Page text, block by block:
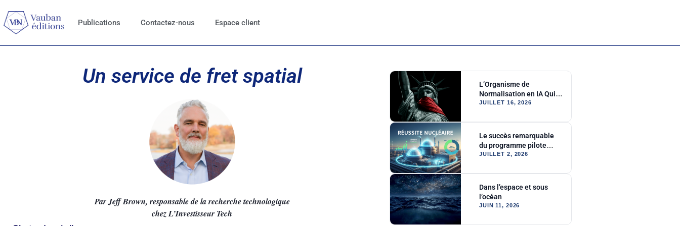
Publications Contactez-nous Espace client
Un service de fret spatial
Par Jeff Brown, responsable de la recherche technologique
chezL’Investisseur Tech
L’Organisme de
Normalisation en IA Qui
Ne Devrait Pas Exister
JUILLET 16, 2026
Le succès remarquable
du programme pilote
Reactor
JUILLET 2, 2026
Dans l’espace et sous
l’océan
JUIN 11, 2026